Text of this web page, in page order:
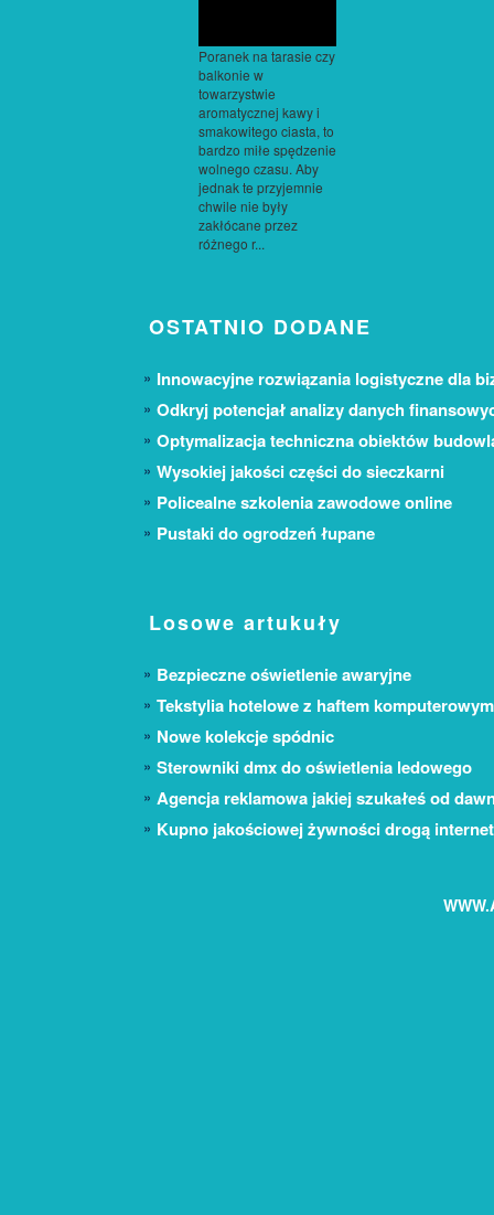
Poranek na tarasie czy
balkonie w
towarzystwie
aromatycznej kawy i
smakowitego ciasta, to
bardzo miłe spędzenie
wolnego czasu. Aby
jednak te przyjemnie
chwile nie były
zakłócane przez
różnego r...
OSTATNIO DODANE
Innowacyjne rozwiązania logistyczne dla
Odkryj potencjał analizy danych
Optymalizacja techniczna obiektów
Wysokiej jakości części do sieczkarni
Policealne szkolenia zawodowe online
Pustaki do ogrodzeń łupane
Losowe artukuły
Bezpieczne oświetlenie awaryjne
Tekstylia hotelowe z haftem
Nowe kolekcje spódnic
Sterowniki dmx do oświetlenia ledowego
Agencja reklamowa jakiej szukałeś od
Kupno jakościowej żywności drogą